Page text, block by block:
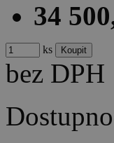
34
ks
bez DPH